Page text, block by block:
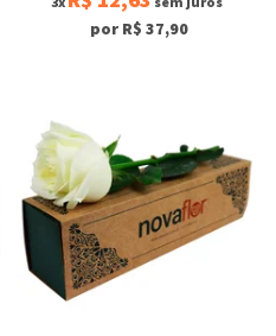
por R$ 37,90